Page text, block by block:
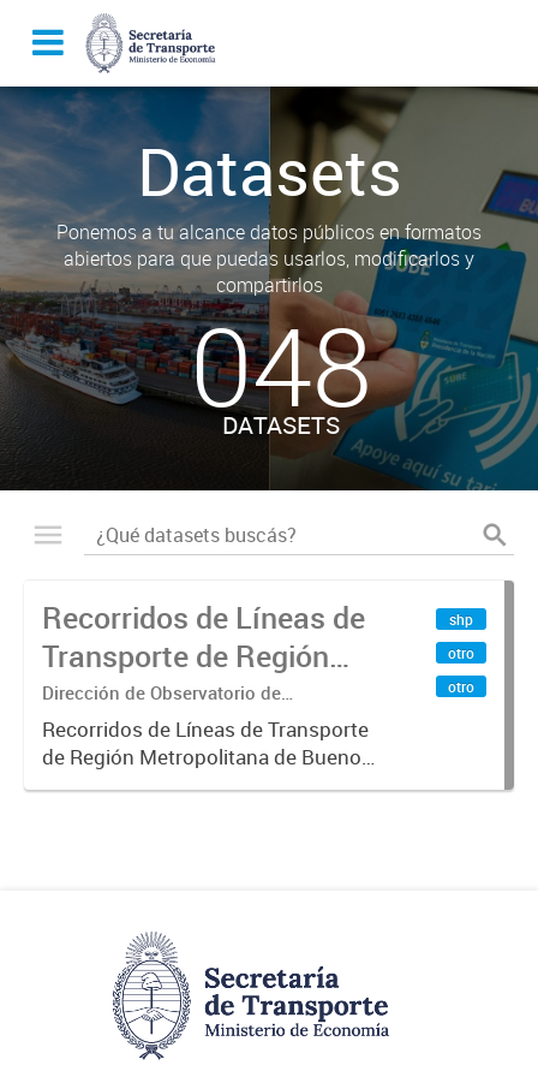
Datasets
Ponemos a tu alcance datos públicos en formatos
abiertos para que puedas usarlos, modificarlos y
compartirlos
048
DATASETS
Recorridos de Líneas de
Transporte de Región
Metropolitana de
Buenos Aires (RMBA)
Dirección de Observatorio de
Transporte, Estudio y Sistemas
Recorridos de Líneas de Transporte
de Región Metropolitana de Buenos
Aires (RMBA).-
shp
otro
otro